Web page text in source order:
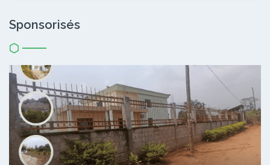
Sponsorisés